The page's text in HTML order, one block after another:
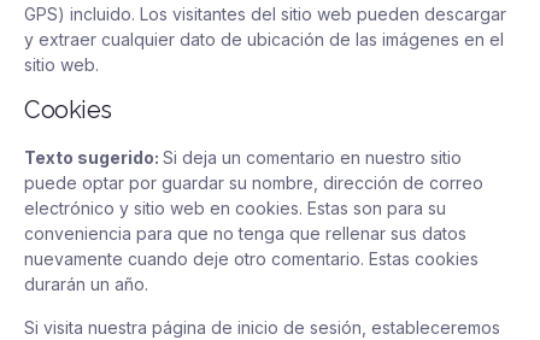
GPS) incluido. Los visitantes del sitio web pueden descargar
y extraer cualquier dato de ubicación de las imágenes en el
sitio web.
Cookies
Texto sugerido: Si deja un comentario en nuestro sitio
puede optar por guardar su nombre, dirección de correo
electrónico y sitio web en cookies. Estas son para su
conveniencia para que no tenga que rellenar sus datos
nuevamente cuando deje otro comentario. Estas cookies
durarán un año.
Si visita nuestra página de inicio de sesión, estableceremos